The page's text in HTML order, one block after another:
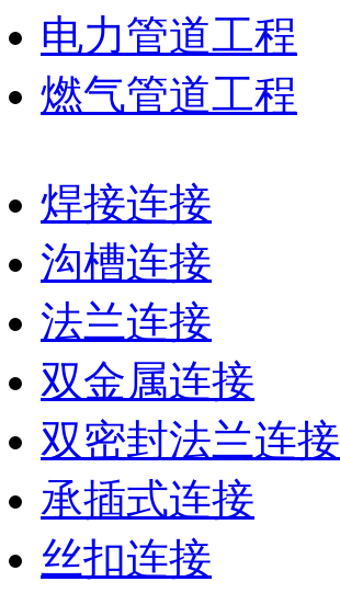
电力管道工程
燃气管道工程
焊接连接
沟槽连接
法兰连接
双金属连接
双密封法兰连接
承插式连接
丝扣连接